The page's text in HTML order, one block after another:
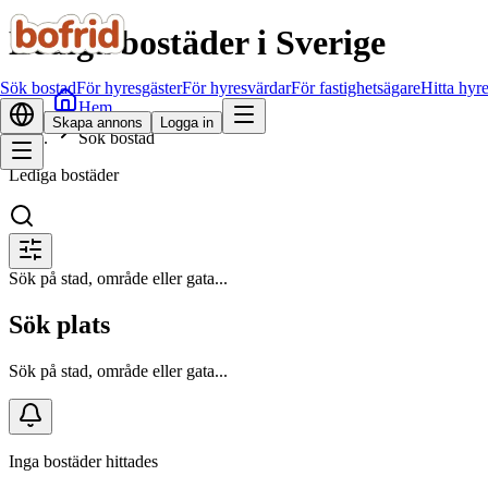
Sök bostadFör hyresgästerFör hyresvärdarFör fastighetsägareHitta
Skapa annons Logga in
Lediga bostäder i Sverige
Hem
Sök bostad
Lediga bostäder
Sök på stad, område eller gata...
Sök plats
Sök på stad, område eller gata...
Inga bostäder hittades